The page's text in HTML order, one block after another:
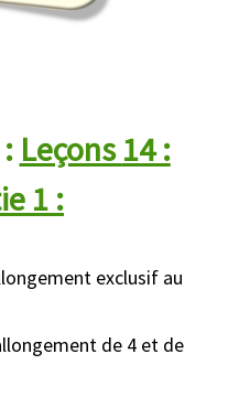
Leçons14 :
1 :
exclusif au
de 4 et de